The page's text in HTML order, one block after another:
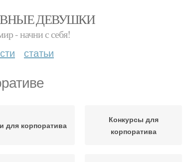
ДЕВУШКИ
- начни с себя!
статьи
для корпоратива
Конкурсы для
корпоратива